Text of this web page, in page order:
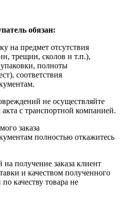
обязан:
на предмет отсутствия
трещин, сколов и т.п.),
полноты
соответствия
не осуществляйте
акта с транспортной компанией.
заказа
полностью откажитесь
получение заказа клиент
и качеством полученного
качеству товара не